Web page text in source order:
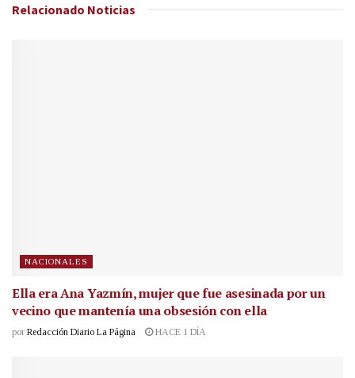
Relacionado Noticias
NACIONALES
Ella era Ana Yazmín, mujer que fue asesinada por un
vecino que mantenía una obsesión con ella
por Redacción Diario La Página HACE 1 DÍA